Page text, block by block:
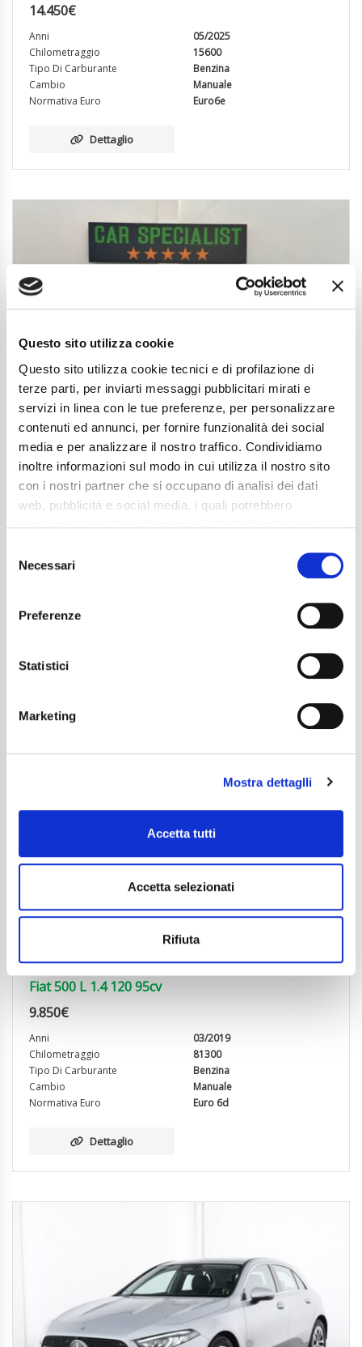
Questo sito utilizza cookie
Questo sito utilizza cookie tecnici e di profilazione di
terze parti, per inviarti messaggi pubblicitari mirati e
servizi in linea con le tue preferenze, per personalizzare
contenuti ed annunci, per fornire funzionalità dei social
media e per analizzare il nostro traffico. Condividiamo
inoltre informazioni sul modo in cui utilizza il nostro sito
con i nostri partner che si occupano di analisi dei dati
web, pubblicità e social media, i quali potrebbero
mera chiusura del banner non comporta l’accettazione
tutti” o selezionando le diverse categorie di cookies
Selection
Necessari
Preferenze
Statistici
Marketing
Mostra dettaglli
Accetta tutti
Accetta selezionati
Rifiuta
14.450€
Anni
05/2025
Chilometraggio
15600
Tipo Di Carburante
Benzina
Cambio
Manuale
Normativa Euro
Euro6e
Dettaglio
Opel Corsa 1.2 GS s&s 100cv
NEOPAT.|GARANZIA.UFFICIALE|CARPLAY
Chilometraggio
Normativa Euro
Fiat 500 L 1.4 120 95cv
9.850€
Anni
03/2019
Chilometraggio
81300
Tipo Di Carburante
Benzina
Cambio
Manuale
Normativa Euro
Euro 6d
Dettaglio